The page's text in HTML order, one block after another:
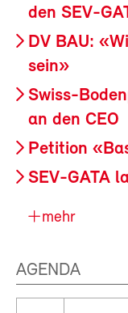
den SEV-
DV BAU:
sein»
Swiss-
an den CEO
Petition
SEV-GATA
mehr
AGENDA